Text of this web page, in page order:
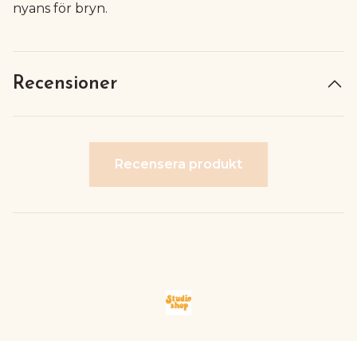
nyans för bryn.
Recensioner
Recensera produkt